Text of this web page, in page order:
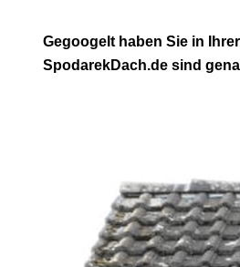
Gegoogelt haben Sie in
SpodarekDach.de sind